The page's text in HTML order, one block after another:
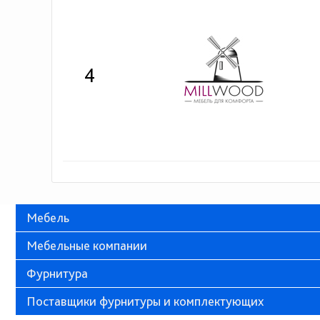
4
Мебель
Мебельные компании
Фурнитура
Поставщики фурнитуры и комплектующих